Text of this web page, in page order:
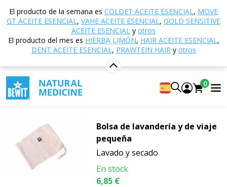
El producto de la semana es COLDET ACEITE ESENCIAL, MOVE
GT ACEITE ESENCIAL, VAHE ACEITE ESENCIAL, GOLD SENSITIVE
ACEITE ESENCIAL y otros
El producto del mes es HIERBA LIMÓN, HAIR ACEITE ESENCIAL,
DENT ACEITE ESENCIAL, PRAWTEIN HAIRy otros
0
Inicio Tienda electrónica
Accesorios cosméticos
Bolsas y cajas
Bolsas y cajas
Bolsa de lavandería y de viaje
pequeña
Lavado y secado
En stock
6,85 €